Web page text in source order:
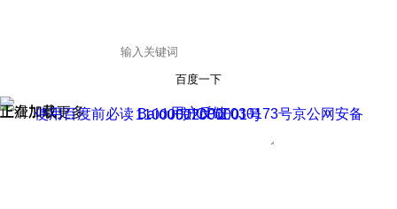
百度一下
正在加载
上滑加载更多 用户反馈
使用百度前必读 Baidu 京ICP证030173号
京公网安备11000002000001号